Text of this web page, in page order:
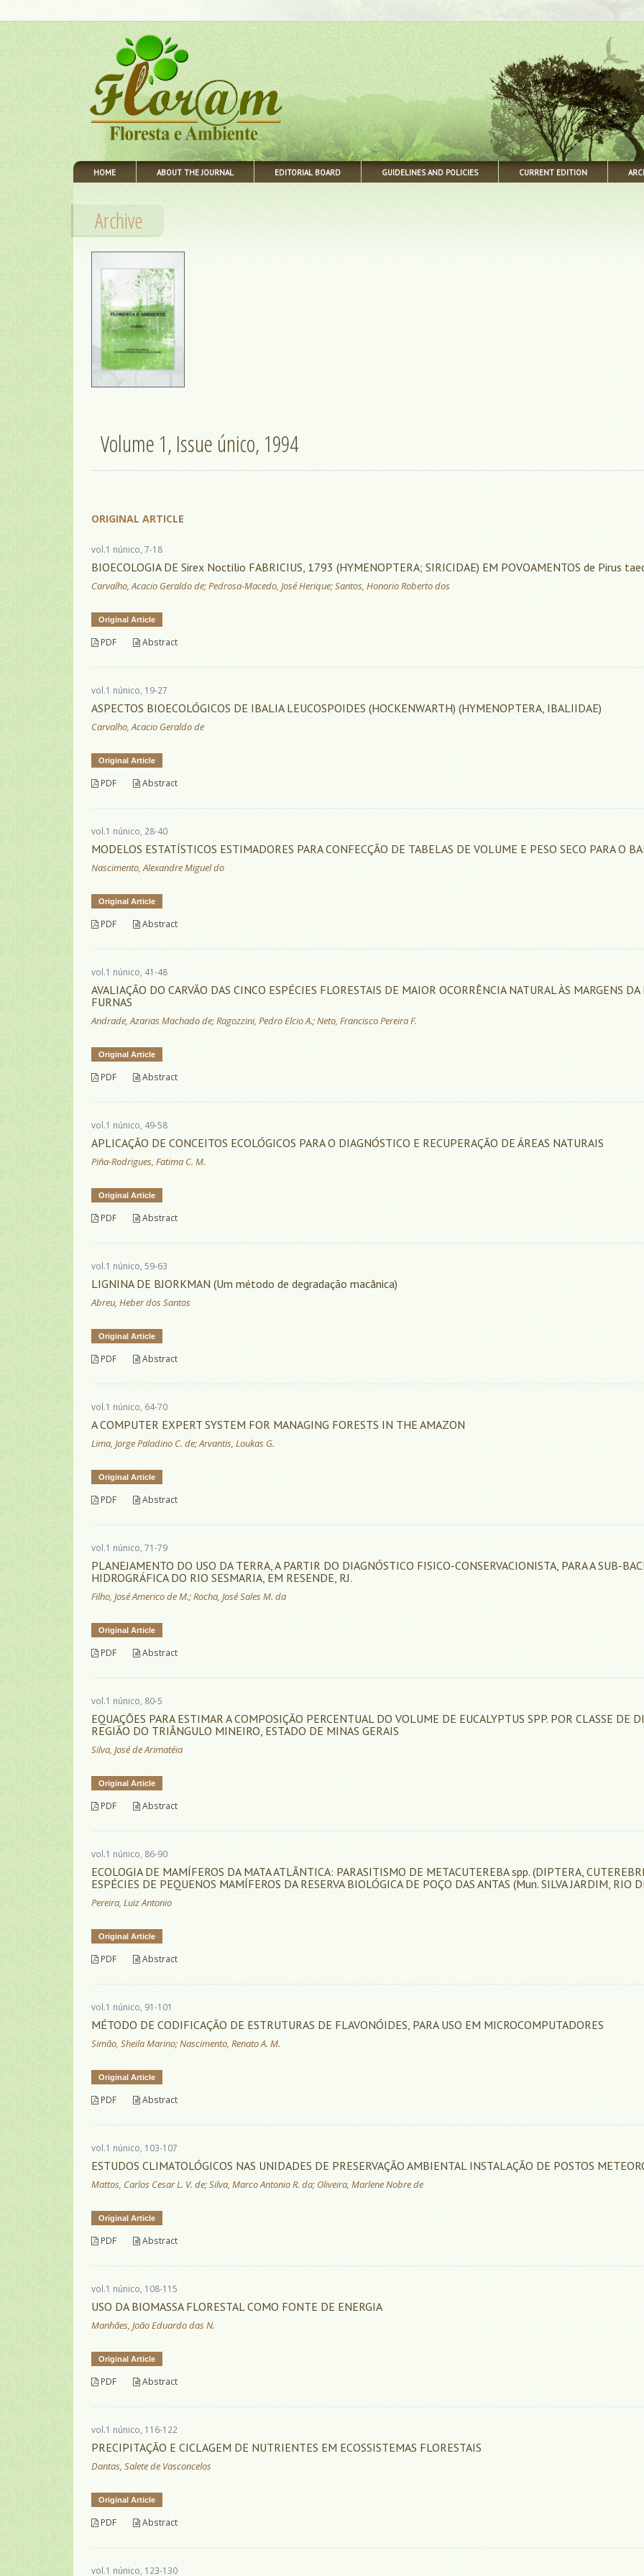
HOME ABOUT THE JOURNAL EDITORIAL BOARD GUIDELINES AND POLICIES CURRENT EDITION
Archive
Volume 1, Issue único, 1994
ORIGINAL ARTICLE
vol.1 núnico, 7-18
BIOECOLOGIA DE Sirex Noctilio FABRICIUS, 1793 (HYMENOPTERA; SIRICIDAE) EM POVOAMENTOS de Pirus
Carvalho, Acacio Geraldo de; Pedrosa-Macedo, José Herique; Santos, Honorio Roberto dos
Original Article
PDF Abstract
vol.1 núnico, 19-27
ASPECTOS BIOECOLÓGICOS DE IBALIA LEUCOSPOIDES (HOCKENWARTH) (HYMENOPTERA, IBALIIDAE)
Carvalho, Acacio Geraldo de
Original Article
PDF Abstract
vol.1 núnico, 28-40
MODELOS ESTATÍSTICOS ESTIMADORES PARA CONFECÇÃO DE TABELAS DE VOLUME E PESO SECO PARA O
Nascimento, Alexandre Miguel do
Original Article
PDF Abstract
vol.1 núnico, 41-48
AVALIAÇÃO DO CARVÃO DAS CINCO ESPÉCIES FLORESTAIS DE MAIOR OCORRÊNCIA NATURAL ÀS MARGENS DA
FURNAS
Andrade, Azarias Machado de; Ragozzini, Pedro Elcio A.; Neto, Francisco Pereira F.
Original Article
PDF Abstract
vol.1 núnico, 49-58
APLICAÇÃO DE CONCEITOS ECOLÓGICOS PARA O DIAGNÓSTICO E RECUPERAÇÃO DE ÁREAS NATURAIS
Piña-Rodrigues, Fatima C. M.
Original Article
PDF Abstract
vol.1 núnico, 59-63
LIGNINA DE BJORKMAN (Um método de degradação macânica)
Abreu, Heber dos Santos
Original Article
PDF Abstract
vol.1 núnico, 64-70
A COMPUTER EXPERT SYSTEM FOR MANAGING FORESTS IN THE AMAZON
Lima, Jorge Paladino C. de; Arvantis, Loukas G.
Original Article
PDF Abstract
vol.1 núnico, 71-79
PLANEJAMENTO DO USO DA TERRA, A PARTIR DO DIAGNÓSTICO FISICO-CONSERVACIONISTA, PARA A SUB-
HIDROGRÁFICA DO RIO SESMARIA, EM RESENDE, RJ.
Filho, José Americo de M.; Rocha, José Sales M. da
Original Article
PDF Abstract
vol.1 núnico, 80-5
EQUAÇÕES PARA ESTIMAR A COMPOSIÇÃO PERCENTUAL DO VOLUME DE EUCALYPTUS SPP. POR CLASSE DE
REGIÃO DO TRIÂNGULO MINEIRO, ESTADO DE MINAS GERAIS
Silva, José de Arimatéia
Original Article
PDF Abstract
vol.1 núnico, 86-90
ECOLOGIA DE MAMÍFEROS DA MATA ATLÂNTICA: PARASITISMO DE METACUTEREBA spp. (DIPTERA,
ESPÉCIES DE PEQUENOS MAMÍFEROS DA RESERVA BIOLÓGICA DE POÇO DAS ANTAS (Mun. SILVA JARDIM, RIO
Pereira, Luiz Antonio
Original Article
PDF Abstract
vol.1 núnico, 91-101
MÉTODO DE CODIFICAÇÃO DE ESTRUTURAS DE FLAVONÓIDES, PARA USO EM MICROCOMPUTADORES
Simão, Sheila Marino; Nascimento, Renato A. M.
Original Article
PDF Abstract
vol.1 núnico, 103-107
ESTUDOS CLIMATOLÓGICOS NAS UNIDADES DE PRESERVAÇÃO AMBIENTAL INSTALAÇÃO DE POSTOS
Mattos, Carlos Cesar L. V. de; Silva, Marco Antonio R. da; Oliveira, Marlene Nobre de
Original Article
PDF Abstract
vol.1 núnico, 108-115
USO DA BIOMASSA FLORESTAL COMO FONTE DE ENERGIA
Manhães, João Eduardo das N.
Original Article
PDF Abstract
vol.1 núnico, 116-122
PRECIPITAÇÃO E CICLAGEM DE NUTRIENTES EM ECOSSISTEMAS FLORESTAIS
Dantas, Salete de Vasconcelos
Original Article
PDF Abstract
vol.1 núnico, 123-130